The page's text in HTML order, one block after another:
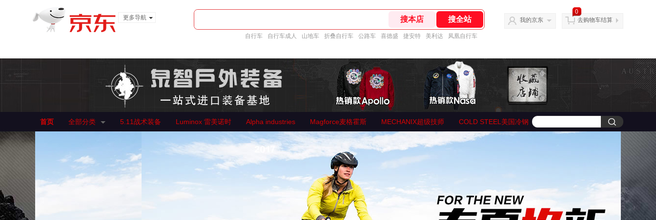
更多导航
自行车 自行车成人 山地车 折叠自行车 公路车 喜德盛 捷安特 美利达 凤凰自行车
我的京东
0
去购物车结算
首页 全部分类 5.11战术装备 Luminox 雷美诺时 Alpha industries Magforce麦格霍斯 MECHANIX超级技师 COLD STEEL美国冷钢